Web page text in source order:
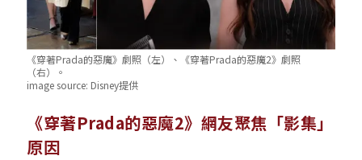
《穿著Prada的惡魔》劇照（左）、《穿著Prada的惡魔2》劇照
（右）。
image source: Disney提供
《穿著Prada的惡魔2》網友聚焦「影集」
原因